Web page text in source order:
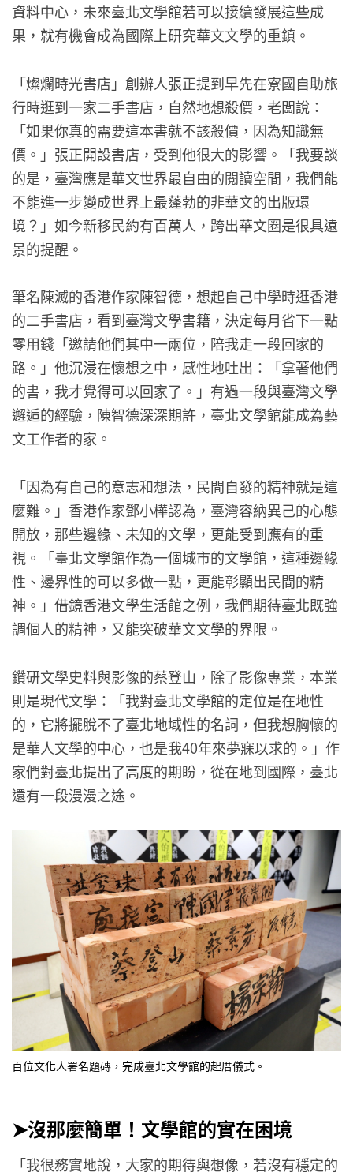
資料中心，未來臺北文學館若可以接續發展這些成
果，就有機會成為國際上研究華文文學的重鎮。
「燦爛時光書店」創辦人張正提到早先在寮國自助旅
行時逛到一家二手書店，自然地想殺價，老闆說：
「如果你真的需要這本書就不該殺價，因為知識無
價。」張正開設書店，受到他很大的影響。「我要談
的是，臺灣應是華文世界最自由的閱讀空間，我們能
不能進一步變成世界上最蓬勃的非華文的出版環
境？」如今新移民約有百萬人，跨出華文圈是很具遠
景的提醒。
筆名陳滅的香港作家陳智德，想起自己中學時逛香港
的二手書店，看到臺灣文學書籍，決定每月省下一點
零用錢「邀請他們其中一兩位，陪我走一段回家的
路。」他沉浸在懷想之中，感性地吐出：「拿著他們
的書，我才覺得可以回家了。」有過一段與臺灣文學
邂逅的經驗，陳智德深深期許，臺北文學館能成為藝
文工作者的家。
「因為有自己的意志和想法，民間自發的精神就是這
麼難。」香港作家鄧小樺認為，臺灣容納異己的心態
開放，那些邊緣、未知的文學，更能受到應有的重
視。「臺北文學館作為一個城市的文學館，這種邊緣
性、邊界性的可以多做一點，更能彰顯出民間的精
神。」借鏡香港文學生活館之例，我們期待臺北既強
調個人的精神，又能突破華文文學的界限。
鑽研文學史料與影像的蔡登山，除了影像專業，本業
則是現代文學：「我對臺北文學館的定位是在地性
的，它將擺脫不了臺北地域性的名詞，但我想胸懷的
是華人文學的中心，也是我40年來夢寐以求的。」作
家們對臺北提出了高度的期盼，從在地到國際，臺北
還有一段漫漫之途。
百位文化人署名題磚，完成臺北文學館的起厝儀式。
➤沒那麼簡單！文學館的實在困境
「我很務實地說，大家的期待與想像，若沒有穩定的